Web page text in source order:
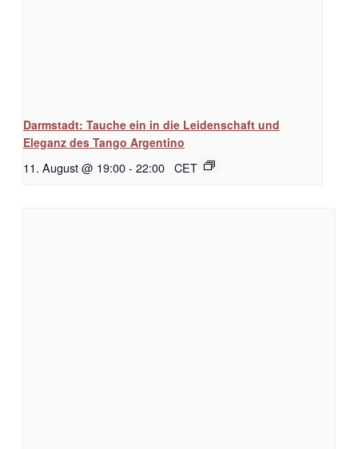
Darmstadt: Tauche ein in die Leidenschaft und
Eleganz des Tango Argentino
11. August @ 19:00- 22:00 CET